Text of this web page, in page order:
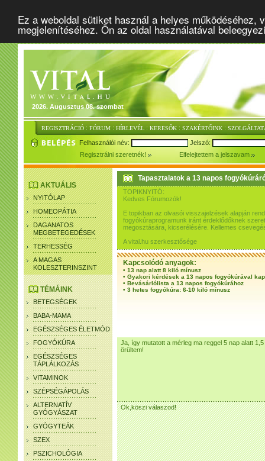
Ez a weboldal sütiket használ a helyes
megjelenítéséhez. Ön az oldal használatával
2026. Augusztus 08. szombat
REGISZTRÁCIÓ : FÓRUM : HÍRLEVÉL : KERESŐK : SZAKÉRTŐINK :
Felhasználói név:
Jelszó:
Regisztrálni szeretnék!
Elfelejtettem a jelszavam
AKTUÁLIS
NYITÓLAP
HOMEOPÁTIA
DAGANATOS
MEGBETEGEDÉSEK
TERHESSÉG
A MAGAS
KOLESZTERINSZINT
TÉMÁINK
BETEGSÉGEK
BABA-MAMA
EGÉSZSÉGES ÉLETMÓD
FOGYÓKÚRA
EGÉSZSÉGES
TÁPLÁLKOZÁS
VITAMINOK
SZÉPSÉGÁPOLÁS
ALTERNATÍV
GYÓGYÁSZAT
GYÓGYTEÁK
SZEX
PSZICHOLÓGIA
Tapasztalatok a 13 napos
TOPIKNYITÓ:
Kedves Fórumozók!
E topikban az olvasói visszajelzések alapján
fogyókúraprogramunk iránt érdeklődőknek
megosztására, kicserélésére. Kellemes
A vital.hu szerkesztősége
Kapcsolódó anyagok:
• 13 nap alatt 8 kiló mínusz
• Gyakori kérdések a 13 napos fogyókúrával
• Bevásárlólista a 13 napos fogyókúrához
• 3 hetes fogyókúra: 6-10 kiló mínusz
Ja, így mutatott a mérleg ma reggel 5 nap alatt
örültem!
Ok,köszi válaszod!